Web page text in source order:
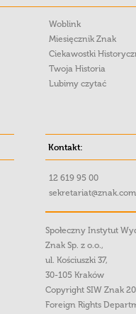
Woblink
Miesięcznik Znak
Ciekawostki
Twoja Historia
Lubimy czytać
Kontakt:
12 619 95 00
Społeczny Instytut
Znak Sp. z o.o.,
ul. Kościuszki 37,
30-105 Kraków
Copyright SIW Znak
Foreign Rights